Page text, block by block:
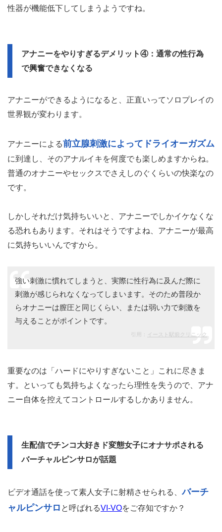
性器が機能低下してしまうようですね。
アナニーをやりすぎるデメリット④：通常の性行為
で興奮できなくなる
アナニーができるようになると、正直いってソロプレイの
世界観が変わります。
アナニーによる前立腺刺激によってドライオーガズム
に到達し、そのアナルイキを何度でも楽しめますからね。
普通のオナニーやセックスでさえしのぐくらいの快楽なの
です。
しかしそれだけ気持ちいいと、アナニーでしかイケなくな
る恐れもあります。それはそうですよね、アナニーが最高
に気持ちいいんですから。
強い刺激に慣れてしまうと、実際に性行為に及んだ際に
刺激が感じられなくなってしまいます。そのため普段か
らオナニーは膣圧と同じくらい、または弱い力で刺激を
与えることがポイントです。
引用： イースト駅前クリニック
重要なのは「ハードにやりすぎないこと」これに尽きま
す。といっても気持ちよくなったら理性を失うので、アナ
ニー自体を控えてコントロールするしかありません。
生配信でチンコ大好きド変態女子にオナサポされる
バーチャルピンサロが話題
ビデオ通話を使って素人女子に射精させられる、バーチ
ャルピンサロ と呼ばれるVI-VOをご存知ですか？